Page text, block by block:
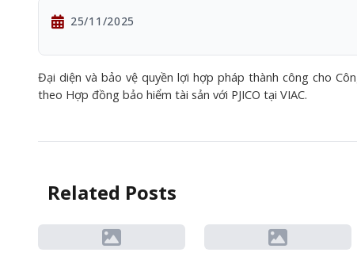
25/11/2025
Đại diện và bảo vệ quyền lợi hợp pháp thành công cho
theo Hợp đồng bảo hiểm tài sản với PJICO tại VIAC.
Related Posts